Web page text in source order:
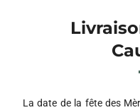
La date de la fête des